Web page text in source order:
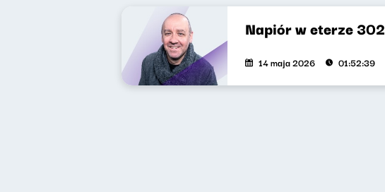
Napiór w eterze 302
14 maja 2026 01:52:39